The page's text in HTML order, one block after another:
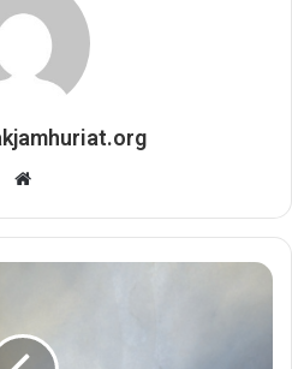
Website